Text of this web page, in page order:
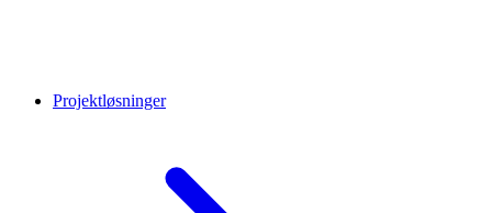
Projektløsninger